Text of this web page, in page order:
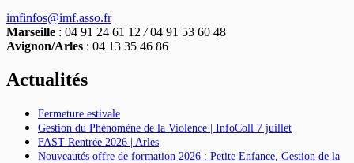
imfinfos@imf.asso.fr
Marseille : 04 91 24 61 12 /04 91 53 60 48
Avignon/Arles : 04 13 35 46 86
Actualités
Fermeture estivale
Gestion du Phénomène de la Violence | InfoColl 7 juillet
FAST Rentrée 2026 | Arles
Nouveautés offre de formation 2026 : Petite Enfance, Gestion de la